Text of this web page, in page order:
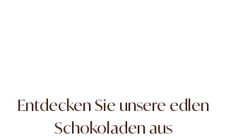
Entdecken Sie unsere edlen
Schokoladen aus